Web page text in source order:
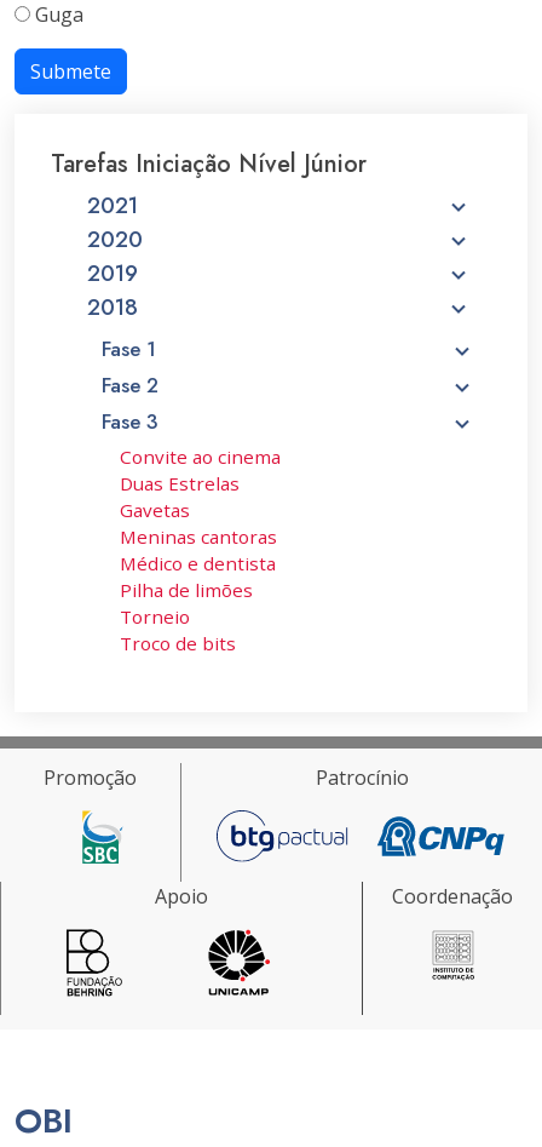
Guga
Submete
Tarefas Iniciação Nível Júnior
2021
2020
2019
2018
Fase 1
Fase 2
Fase 3
Convite ao cinema
Duas Estrelas
Gavetas
Meninas cantoras
Médico e dentista
Pilha de limões
Torneio
Troco de bits
Promoção Patrocínio
Apoio Coordenação
OBI